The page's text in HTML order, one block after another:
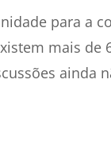
para a
mais de
ainda